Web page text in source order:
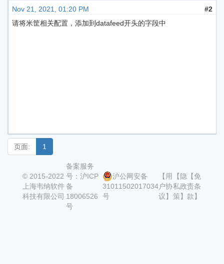
Nov 21, 2021, 01:20 PM
#2
请将米筐相关配置，添加到datafeed开头的字段中
页面: 1
© 2015-2022
上海韦纳软件
科技有限公司
备案服务
号：沪ICP
备
18006526
号
沪公网安备
31011502017034
号
【用
户协
议】
【隐
私政
策】
【免
责条
款】